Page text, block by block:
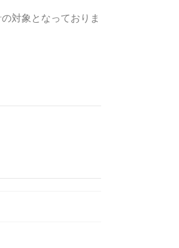
対象となっておりま